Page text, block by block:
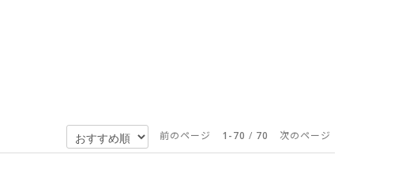
前のページ 1-70 / 70 次のページ